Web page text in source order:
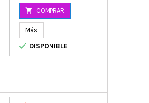
 COMPRAR
Más
 DISPONIBLE